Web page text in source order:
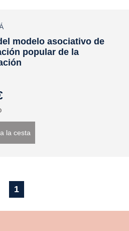
modelo asociativo de
popular de la
la cesta
1